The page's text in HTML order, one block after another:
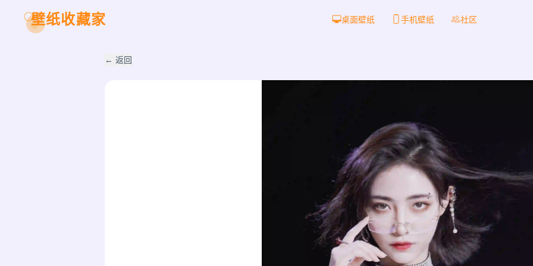
壁纸收藏家 桌面壁纸 手机壁纸 社区
← 返回